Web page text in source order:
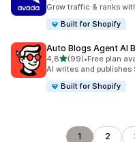
Grow traffic & ranks
Built for Shopify
Auto Blogs Agent AI
4,8/ 5 tähteä
(99)
99 arvostelua yhteensä
•Free plan
AI writes and publishes
Built for Shopify
1 2